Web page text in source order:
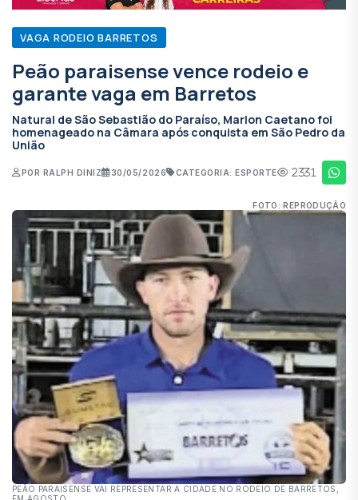
VAGA RODEIO BARRETOS
Peão paraisense vence rodeio e
garante vaga em Barretos
Natural de São Sebastião do Paraíso, Marlon Caetano foi
homenageado na Câmara após conquista em São Pedro da
União
POR RALPH DINIZ 30/05/2026 CATEGORIA: ESPORTE 2331
FOTO: REPRODUÇÃO
PEÃO PARAISENSE VAI REPRESENTAR A CIDADE NO RODEIO DE BARRETOS,